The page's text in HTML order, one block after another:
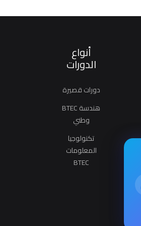
أنواع
الدورات
دورات قصيرة
هندسة BTEC
وطني
تكنولوجيا
المعلومات
BTEC